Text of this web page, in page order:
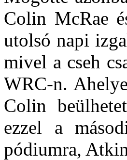
Colin McRae
utolsó napi
mivel a cseh
WRC-n.
Colin
ezzel a
pódiumra,